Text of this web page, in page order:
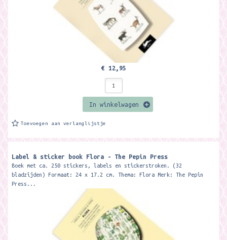
€ 12,95
In winkelwagen
Toevoegen aan verlanglijstje
Label & sticker book Flora - The Pepin Press
Boek met ca. 250 stickers, labels en stickerstroken. (32
bladzijden) Formaat: 24 x 17.2 cm. Thema: Flora Merk: The Pepin
Press...